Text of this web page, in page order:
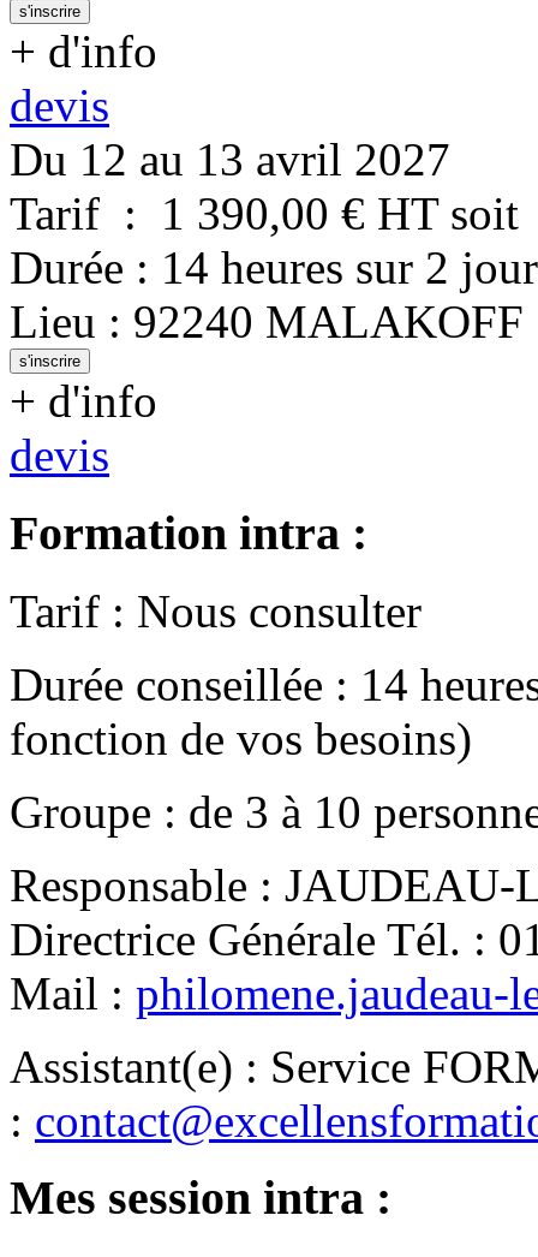
s'inscrire
+ d'info
devis
Du 12 au 13 avril 2027
Tarif : 1 390,00 € HT soit
Durée : 14 heures sur 2
Lieu : 92240 MALAKOFF
s'inscrire
+ d'info
devis
Formation intra :
Tarif : Nous consulter
Durée conseillée : 14
fonction de vos besoins)
Groupe : de 3 à 10
Responsable : JAUDEAU-
Directrice Générale Tél. :
Mail : philomene.jaudeau-
Assistant(e) : Service
:
Mes session intra :